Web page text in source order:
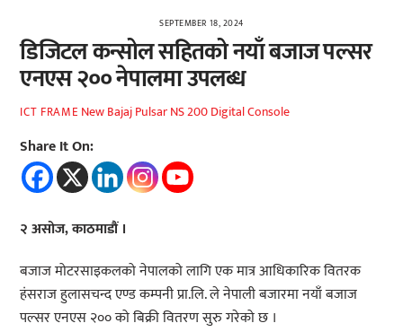
SEPTEMBER 18, 2024
डिजिटल कन्सोल सहितको नयाँ बजाज पल्सर
एनएस २०० नेपालमा उपलब्ध
ICT FRAME New Bajaj Pulsar NS 200 Digital Console
Share It On:
२ असोज, काठमाडौं ।
बजाज मोटरसाइकलको नेपालको लागि एक मात्र आधिकारिक वितरक
हंसराज हुलासचन्द एण्ड कम्पनी प्रा.लि. ले नेपाली बजारमा नयाँ बजाज
पल्सर एनएस २०० को बिक्री वितरण सुरु गरेको छ ।